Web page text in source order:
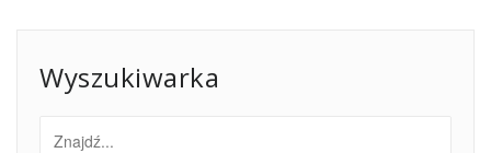
Wyszukiwarka